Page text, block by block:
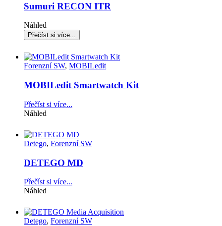
Sumuri RECON ITR
Náhled
Forenzní SW, MOBILedit
MOBILedit Smartwatch Kit
Přečíst si více...
Náhled
Detego, Forenzní SW
DETEGO MD
Přečíst si více...
Náhled
Detego, Forenzní SW